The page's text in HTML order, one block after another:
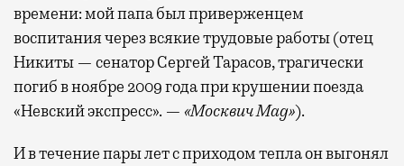
времени: мой папа был приверженцем
воспитания через всякие трудовые работы (отец
Никиты — сенатор Сергей Тарасов, трагически
погиб в ноябре 2009 года при крушении поезда
«Невский экспресс». — «Москвич Mag»).
И в течение пары лет с приходом тепла он выгонял